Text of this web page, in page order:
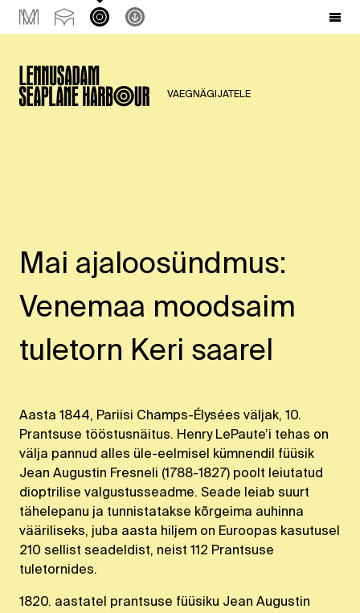
VAEGNÄGIJATELE
Mai ajaloosündmus:
Venemaa moodsaim
tuletorn Keri saarel
Aasta 1844, Pariisi Champs-Élysées väljak, 10.
Prantsuse tööstusnäitus. Henry LePaute’i tehas on
välja pannud alles üle-eelmisel kümnendil füüsik
Jean Augustin Fresneli (1788-1827) poolt leiutatud
dioptrilise valgustusseadme. Seade leiab suurt
tähelepanu ja tunnistatakse kõrgeima auhinna
vääriliseks, juba aasta hiljem on Euroopas kasutusel
210 sellist seadeldist, neist 112 Prantsuse
tuletornides.
1820. aastatel prantsuse füüsiku Jean Augustin